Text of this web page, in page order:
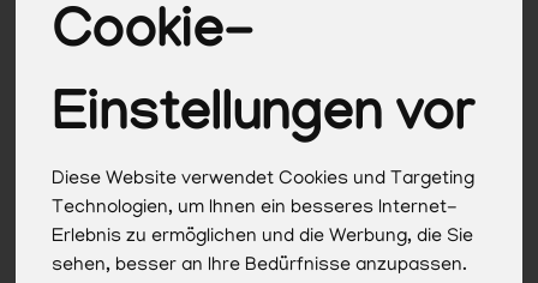
Cookie-
Einstellungen vor
Diese Website verwendet Cookies und Targeting
Technologien, um Ihnen ein besseres Internet-
Erlebnis zu ermöglichen und die Werbung, die Sie
sehen, besser an Ihre Bedürfnisse anzupassen.